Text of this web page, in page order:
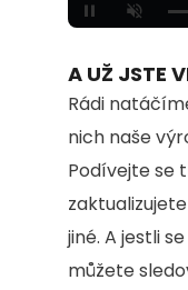
Unmute
A UŽ JSTE
Rádi
nich naše
Podívejte se
jiné. A jestli
můžete